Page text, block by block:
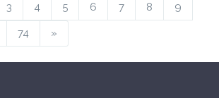
3 4 5 6 7 8 9
74 »